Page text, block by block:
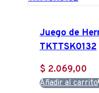
Juego de
TKTTSK0132
$ 2.069,00
Añadir al carrito